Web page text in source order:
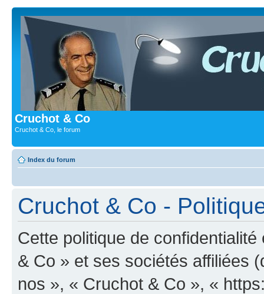
Cruchot & Co
Cruchot & Co, le forum
Index du forum
Cruchot & Co -
Cette politique de
& Co » et ses sociétés affiliées
nos », « Cruchot & Co », «